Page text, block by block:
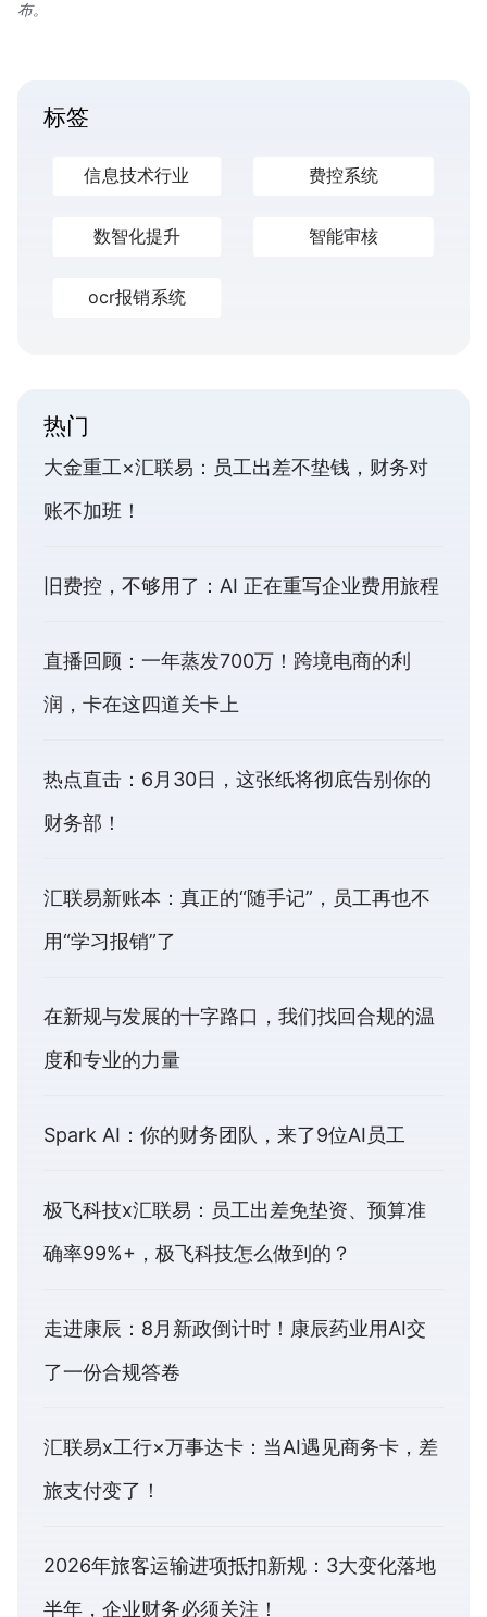
布。
标签
信息技术行业 费控系统
数智化提升 智能审核
ocr报销系统
热门
大金重工×汇联易：员工出差不垫钱，财务对
账不加班！
旧费控，不够用了：AI 正在重写企业费用旅程
直播回顾：一年蒸发700万！跨境电商的利
润，卡在这四道关卡上
热点直击：6月30日，这张纸将彻底告别你的
财务部！
汇联易新账本：真正的“随手记”，员工再也不
用“学习报销”了
在新规与发展的十字路口，我们找回合规的温
度和专业的力量
Spark AI：你的财务团队，来了9位AI员工
极飞科技x汇联易：员工出差免垫资、预算准
确率99%+，极飞科技怎么做到的？
走进康辰：8月新政倒计时！康辰药业用AI交
了一份合规答卷
汇联易x工行×万事达卡：当AI遇见商务卡，差
旅支付变了！
2026年旅客运输进项抵扣新规：3大变化落地
半年，企业财务必须关注！